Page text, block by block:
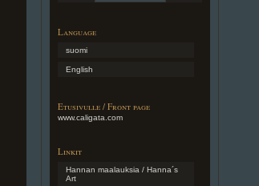
Language
suomi
English
Etusivulle / Front page
www.caligata.com
Linkit
Hannan maalauksia / Hanna´s
Art